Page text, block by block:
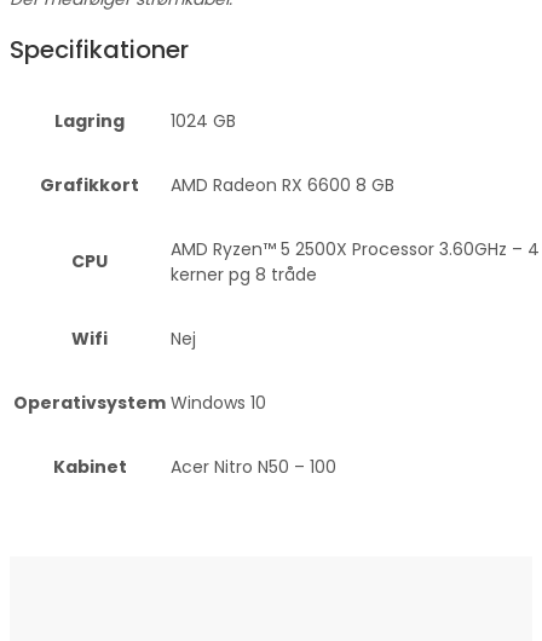
Specifikationer
Lagring 1024 GB
Grafikkort AMD Radeon RX 6600 8 GB
CPU
AMD Ryzen™ 5 2500X Processor 3.60GHz – 4
kerner pg 8 tråde
Wifi Nej
Operativsystem Windows 10
Kabinet Acer Nitro N50 – 100